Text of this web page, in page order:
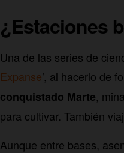
¿Estaciones
Una de las series de
Expanse’, al hacerlo de
conquistado Marte,
para cultivar. También
Aunque entre bases,